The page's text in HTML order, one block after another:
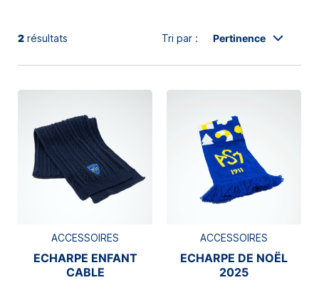
2 résultats Tri par : Pertinence
ACCESSOIRES
ECHARPE ENFANT
CABLE
ACCESSOIRES
ECHARPE DE NOËL
2025